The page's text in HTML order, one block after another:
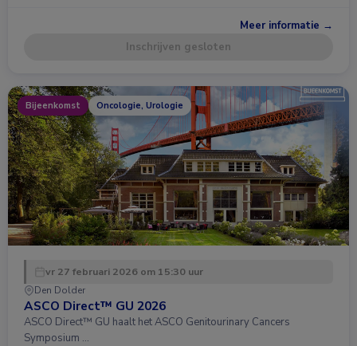
Meer informatie →
Inschrijven gesloten
Bijeenkomst Oncologie, Urologie
vr 27 februari 2026 om 15:30 uur
Den Dolder
ASCO Direct™ GU 2026
ASCO Direct™ GU haalt het ASCO Genitourinary Cancers
Symposium …